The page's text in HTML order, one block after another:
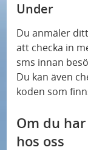
Under
Du anmäler
att checka in
sms innan
Du kan även
koden som
Om du
hos oss